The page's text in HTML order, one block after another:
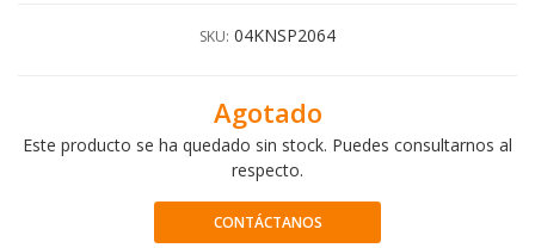
SKU: 04KNSP2064
Agotado
Este producto se ha quedado sin stock. Puedes consultarnos al
respecto.
CONTÁCTANOS